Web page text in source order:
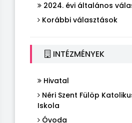
2024. évi általános
Korábbi választások
INTÉZMÉNYEK
Hivatal
Néri Szent Fülöp
Iskola
Óvoda